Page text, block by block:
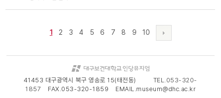
1 2 3 4 5 6 7 8 9 10
41453 대구광역시 북구 영송로 15(태전동) TEL. 053-320-
1857 FAX.053-320-1859 EMAIL.museum@dhc.ac.kr